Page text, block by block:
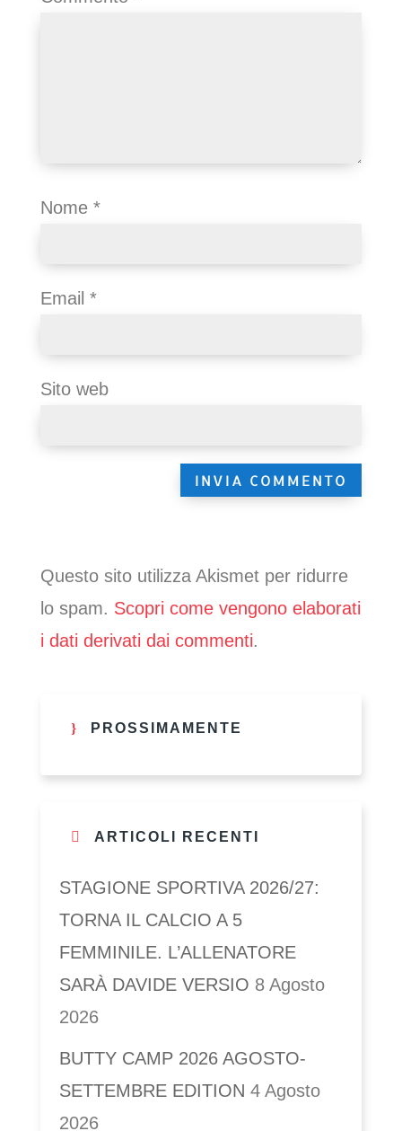
Nome *
Email *
Sito web
Questo sito utilizza Akismet per ridurre
lo spam. Scopri come vengono elaborati
i dati derivati dai commenti.
PROSSIMAMENTE
ARTICOLI RECENTI
STAGIONE SPORTIVA 2026/27:
TORNA IL CALCIO A 5
FEMMINILE. L’ALLENATORE
SARÀ DAVIDE VERSIO 8 Agosto
2026
BUTTY CAMP 2026 AGOSTO-
SETTEMBRE EDITION 4 Agosto
2026